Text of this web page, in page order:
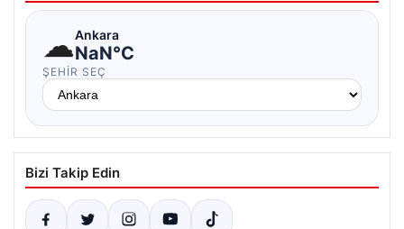
☁Ankara
NaN°C
ŞEHIR SEÇ
Bizi Takip Edin